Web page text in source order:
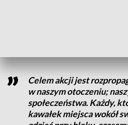
Celem akcji jest
w naszym otoczeniu;
społeczeństwa. Każdy,
kawałek miejsca wokół